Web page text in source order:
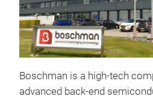
Boschman is a high-tech
advanced back-end